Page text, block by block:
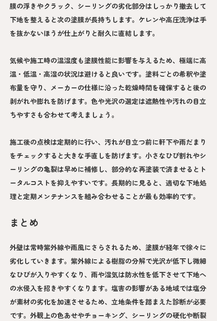
膜の浮きやクラック、シーリングの劣化部分はしっかり撤去して
下地を整えると次の塗膜が長持ちします。ケレンや高圧洗浄は手
を抜かないほうが仕上がりと耐久に直結します。
気候や施工時の温湿度も塗膜性能に影響を与えるため、極端に高
温・低温・高湿の状況は避けると良いです。塗料ごとの希釈や塗
布量を守り、メーカーの仕様に沿った乾燥時間を確保すると後の
剥がれや膨れを防げます。色や光沢の選定は遮熱性や汚れの目立
ちやすさも合わせて考えましょう。
施工後の点検は定期的に行い、汚れが目立つ前に軒下や雨だまり
をチェックすると大きな手直しを防げます。小さなひび割れやシ
ーリングの亀裂は早めに補修し、部分的な再塗装で済ませるとト
ータルコストを抑えやすいです。長期的に見ると、適切な下地処
理と定期メンテナンスを組み合わせることが最も効率的です。
まとめ
外壁は常時紫外線や雨風にさらされるため、塗膜が経年で徐々に
劣化していきます。紫外線による樹脂の分解で光沢が低下し微細
なひびが入りやすくなり、雨や湿気は防水性を低下させて下地へ
の水侵入を招きやすくなります。塩害の影響がある地域では塩分
が素材の劣化を加速させるため、立地条件を踏まえた診断が必要
です。外観上の色あせやチョーキング、シーリングの硬化や断裂